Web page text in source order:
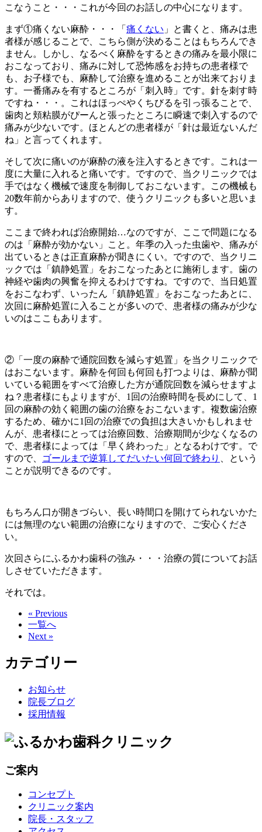
こなうこと・・・これが今回のお話しの中心になります。
まず①痛くない麻酔・・・「 痛くない 」と書くと、痛みは患
者様が感じることで、こちら側が決めることはもちろんでき
ません。しかし、なるべく麻酔をするときの痛みを最小限に
おこなっており、痛みに対して恐怖感をお持ちの患者様で
も、お子様でも、麻酔して治療を進めることが出来ておりま
す。一番痛みを有するところが「刺入時」です。針を刺す時
ですね・・・。これはほっぺやくちびるを引っ張ることで、
歯肉と頬粘膜がぴーんと張ったところに瞬速で刺入するので
痛みが少ないです。ほとんどの患者様が「針は最近ないんだ
ね」と言ってくれます。
そして次に痛いのが麻酔の液を注入するときです。これは一
度に大量に入れると痛いです。ですので、当クリニックでは
手ではなく機械で速度を制御しておこないます。この機械も
20数年前からありますので、使うクリニックも多いと思いま
す。
ここまで終われば治療開始…なのですが、ここで問題になる
のは「麻酔が効かない」こと。年季の入った虫歯や、痛みが
出ているときは正直麻酔が聞きにくい。ですので、当クリニ
ックでは「鎮静処置」をおこなったあとに施術します。歯の
神経や歯肉の興奮を抑えるわけですね。ですので、当日処置
をおこなわず、いったん「鎮静処置」をおこなったあとに、
次回に麻酔処置に入ることが多いので、患者様の痛みが少な
いのはここもあります。
②「一度の麻酔で通院回数を減らす処置」を当クリニックで
はおこないます。麻酔を何回も何回も打つよりは、麻酔が聞
いている範囲をすべて治療した方が通院回数を減らせますよ
ね？患者様にもよりますが、1回の治療時間を長めにして、1
回の麻酔の効く範囲の歯の治療をおこないます。複数歯治療
するため、確かに1回の治療での負担は大きいかもしれませ
んが、患者様にとっては治療回数、治療期間が少なくなるの
で、患者様によっては「早く終わった」となるわけです。で
すので、
ゴールまで逆算してだいたい何回で終わり
、という
ことが説明できるのです。
もちろん口が開きづらい、長い時間口を開けてられないかた
には無理のない範囲の治療になりますので、ご安心くださ
い。
次回さらにふるかわ歯科の強み・・・治療の質についてお話
しさせていただきます。
それでは。
« Previous
一覧へ
Next »
カテゴリー
お知らせ
院長ブログ
採用情報
ご案内
コンセプト
クリニック案内
院長・スタッフ